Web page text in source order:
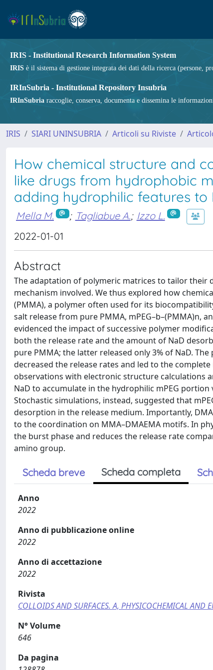
IRIS - Institutional Research Information System
IRIS è il sistema di gestione integrata dei dati della ricerca (persone,
IRInSubria - Institutional Repository Insubria
IRInSubria raccoglie, conserva, documenta e dissemina le
IRIS SIARI UNINSUBRIA Articoli su Riviste
How chemical structure and
like drugs from hydrophobic
adding hydrophilic features to
Mella M. ; Tagliabue A.; Izzo L.
2022-01-01
Abstract
The adaptation of polymeric matrices to tailor
mechanism involved. We thus explored how
(PMMA), a polymer often used for its
salt release from pure PMMA, mPEG–b–(PMMA)n,
evidenced the impact of successive polymer
both the release rate and the amount of NaD
pure PMMA; the latter released only 3% of NaD.
decreased the release rates and led to the
observations with electronic structure calculations
NaD to accumulate in the hydrophilic mPEG
Stochastic simulations, instead, suggested that
desorption in the release medium. Importantly,
to the coordination on MMA–DMAEMA motifs. In
the burst phase and reduces the release rate
amino group.
Scheda breve Scheda completa
Anno
2022
Anno di pubblicazione online
2022
Anno di accettazione
2022
Rivista
COLLOIDS AND SURFACES. A, PHYSICOCHEMICAL AND
N° Volume
646
Da pagina